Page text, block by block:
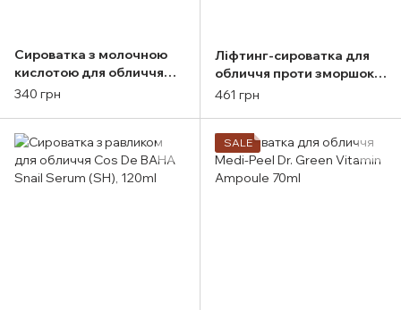
Сироватка з молочною
кислотою для обличчя
12,5% Cos De BAHA Lactic
340 грн
Ліфтинг-сироватка для
обличчя проти зморшок
із золотом та прополісом
461 грн
SALE